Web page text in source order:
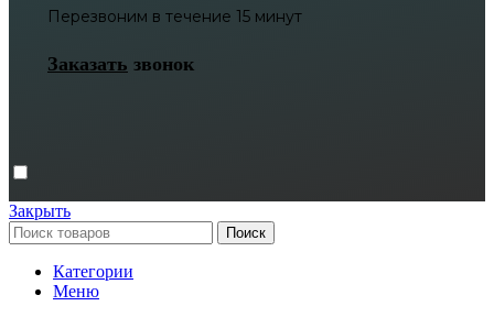
Перезвоним в течение 15 минут
Заказать звонок
Закрыть
Поиск
Категории
Меню